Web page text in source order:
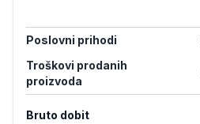
Poslovni prihodi
Troškovi prodanih
proizvoda
Bruto dobit